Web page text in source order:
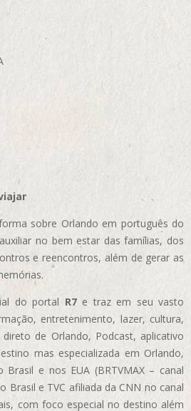
sobre Orlando em português do
no bem estar das famílias, dos
e reencontros, além de gerar as
do portal R7e traz em seu vasto
entretenimento, lazer, cultura,
de Orlando, Podcast, aplicativo
mas especializada em Orlando,
e nos EUA (BRTVMAX – canal
Brasil e TVC afiliada da CNN no canal
com foco especial no destino além